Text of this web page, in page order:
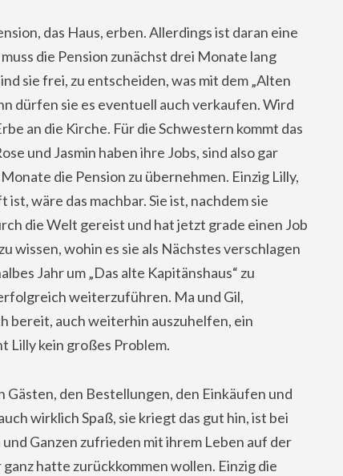
das Haus, erben. Allerdings ist daran eine
die Pension zunächst drei Monate lang
sie frei, zu entscheiden, was mit dem „Alten
dürfen sie es eventuell auch verkaufen. Wird
an die Kirche. Für die Schwestern kommt das
und Jasmin haben ihre Jobs, sind also gar
die Pension zu übernehmen. Einzig Lilly,
wäre das machbar. Sie ist, nachdem sie
die Welt gereist und hat jetzt grade einen Job
wissen, wohin es sie als Nächstes verschlagen
Jahr um „Das alte Kapitänshaus“ zu
weiterzuführen. Ma und Gil,
bereit, auch weiterhin auszuhelfen, ein
Lilly kein großes Problem.
den Bestellungen, den Einkäufen und
wirklich Spaß, sie kriegt das gut hin, ist bei
Ganzen zufrieden mit ihrem Leben auf der
hatte zurückkommen wollen. Einzig die